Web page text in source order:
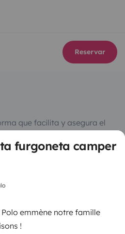
furgoneta camper
emmène notre famille
!
Reservar
que facilita y asegura el
tiene el papel de
vacaciones en total libertad y
de usuarios en Trusted